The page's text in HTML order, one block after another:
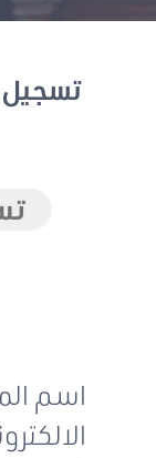
تسجيل
اسم
الالكتروني